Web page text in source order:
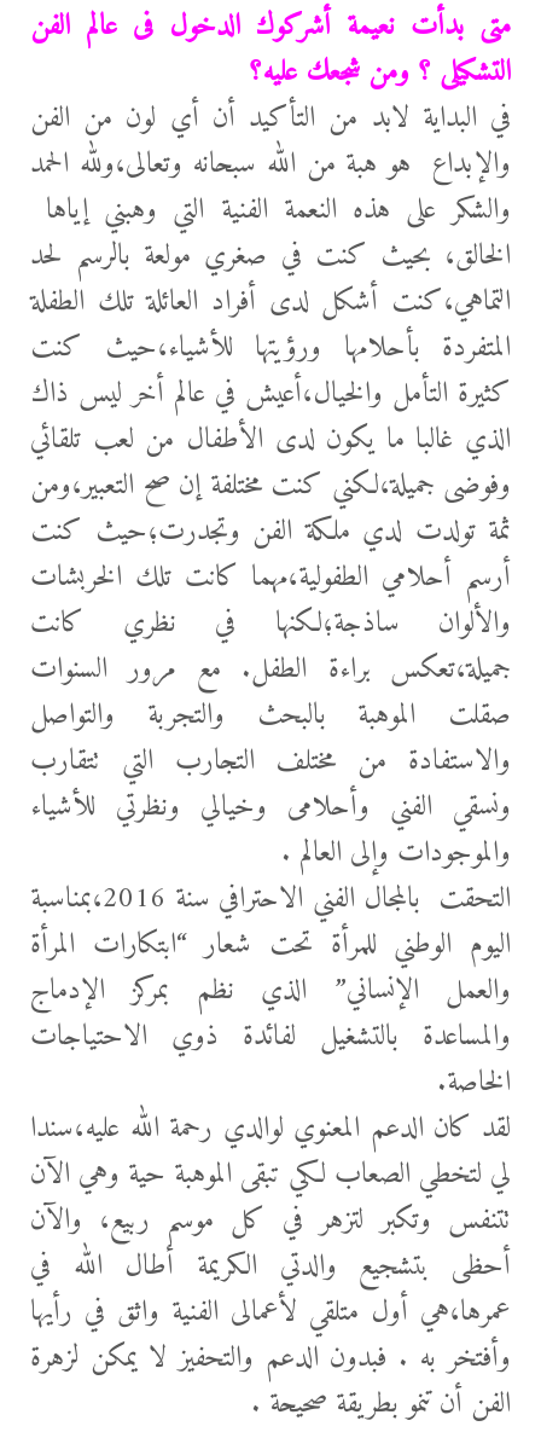
متى بدأت نعيمة أشركوك الدخول فى عالم الفن
التشكيلى ؟ ومن شجعك عليه؟
في البداية لابد من التأكيد أن أي لون من الفن
والإبداع هو هبة من الله سبحانه وتعالى،ولله الحمد
والشكر على هذه النعمة الفنية التي وهبني إياها
الخالق، بحيث كنت في صغري مولعة بالرسم لحد
التماهي،كنت أشكل لدى أفراد العائلة تلك الطفلة
المتفردة بأحلامها ورؤيتها للأشياء،حيث كنت
كثيرة التأمل والخيال،أعيش في عالم أخر ليس ذاك
الذي غالبا ما يكون لدى الأطفال من لعب تلقائي
وفوضى جميلة،لكني كنت مختلفة إن صح التعبير،ومن
ثمة تولدت لدي ملكة الفن وتجدرت؛حيث كنت
أرسم أحلامي الطفولية،مهما كانت تلك الخربشات
والألوان ساذجة؛لكنها في نظري كانت
جميلة،تعكس براءة الطفل. مع مرور السنوات
صقلت الموهبة بالبحث والتجربة والتواصل
والاستفادة من مختلف التجارب التي تتقارب
ونسقي الفني وأحلامى وخيالي ونظرتي للأشياء
والموجودات وإلى العالم .
التحقت بالمجال الفني الاحترافي سنة 2016،بمناسبة
اليوم الوطني للمرأة تحت شعار “ابتكارات المرأة
والعمل الإنساني” الذي نظم بمركز الإدماج
والمساعدة بالتشغيل لفائدة ذوي الاحتياجات
الخاصة.
لقد كان الدعم المعنوي لوالدي رحمة الله عليه،سندا
لي لتخطي الصعاب لكي تبقى الموهبة حية وهي الآن
تتنفس وتكبر لتزهر في كل موسم ربيع، والآن
أحظى بتشجيع والدتي الكريمة أطال الله في
عمرها،هي أول متلقي لأعمالى الفنية واثق في رأيها
وأفتخر به . فبدون الدعم والتحفيز لا يمكن لزهرة
الفن أن تنمو بطريقة صحيحة .